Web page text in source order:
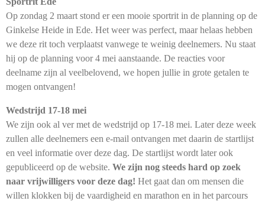
Op zondag 2 maart stond er een mooie sportrit in de planning op de
Ginkelse Heide in Ede. Het weer was perfect, maar helaas hebben
we deze rit toch verplaatst vanwege te weinig deelnemers. Nu staat
hij op de planning voor 4 mei aanstaande. De reacties voor
deelname zijn al veelbelovend, we hopen jullie in grote getalen te
mogen ontvangen!
Wedstrijd 17-18 mei
We zijn ook al ver met de wedstrijd op 17-18 mei. Later deze week
zullen alle deelnemers een e-mail ontvangen met daarin de startlijst
en veel informatie over deze dag. De startlijst wordt later ook
gepubliceerd op de website. We zijn nog steeds hard op zoek
naar vrijwilligers voor deze dag! Het gaat dan om mensen die
willen klokken bij de vaardigheid en marathon en in het parcours